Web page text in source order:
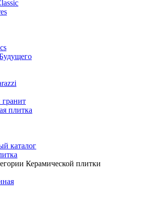
гранит
плитка
каталог
Керамической плитки